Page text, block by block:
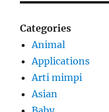
Categories
Animal
Applications
Arti mimpi
Asian